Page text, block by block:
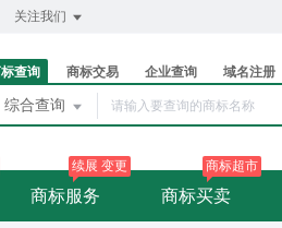
关注我们
查询 商标交易 企业查询 域名注册
综合查询
商标服务
续展 变更
商标买卖
商标超市